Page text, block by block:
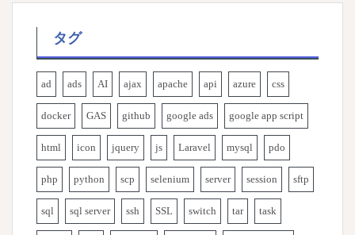
タグ
ad ads AI ajax apache api azure css
docker GAS github google ads google app script
html icon jquery js Laravel mysql pdo
php python scp selenium server session sftp
sql sql server ssh SSL switch tar task